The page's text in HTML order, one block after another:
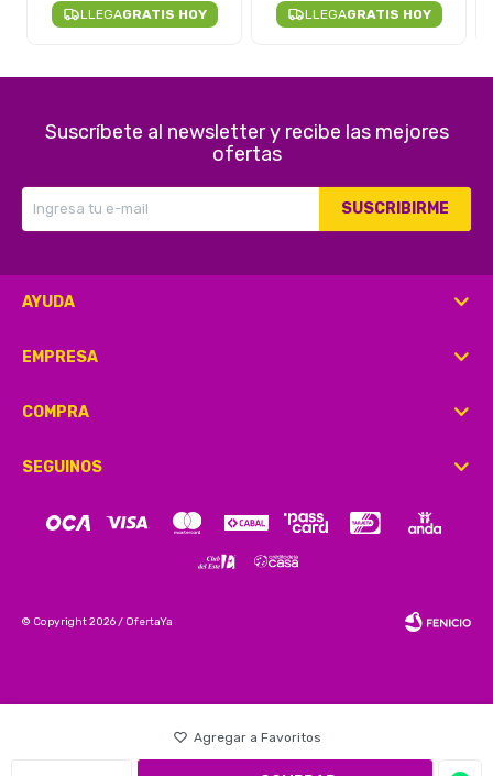
LLEGAGRATIS HOY LLEGAGRATIS HOY
Suscríbete al newsletter y recibe las mejores
ofertas
SUSCRIBIRME
AYUDA
EMPRESA
COMPRA
SEGUINOS
© Copyright 2026 / OfertaYa